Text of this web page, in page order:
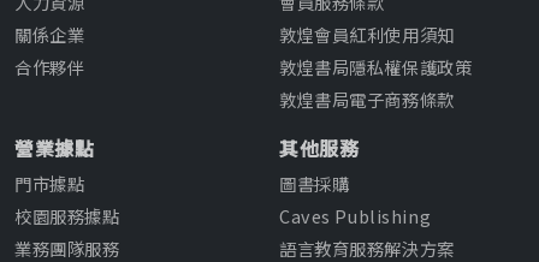
關係企業
合作夥伴
敦煌會員紅利使用須知
敦煌書局隱私權保護政策
敦煌書局電子商務條款
營業據點
門市據點
校園服務據點
業務團隊服務
其他服務
圖書採購
Caves Publishing
語言教育服務解決方案